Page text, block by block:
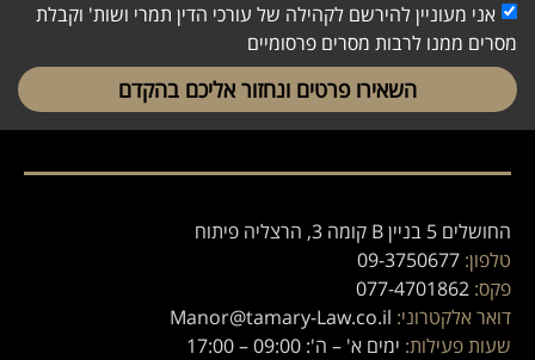
אני מעוניין להירשם לקהילה של עורכי הדין תמרי ושות' וקבלת
מסרים ממנו לרבות מסרים פרסומיים
השאירו פרטים ונחזור אליכם בהקדם
החושלים 5 בניין B קומה 3, הרצליה פיתוח
טלפון:
פקס:
דואר אלקטרוני:
שעות פעילות: ימים א' – ה': 09:00 – 17:00